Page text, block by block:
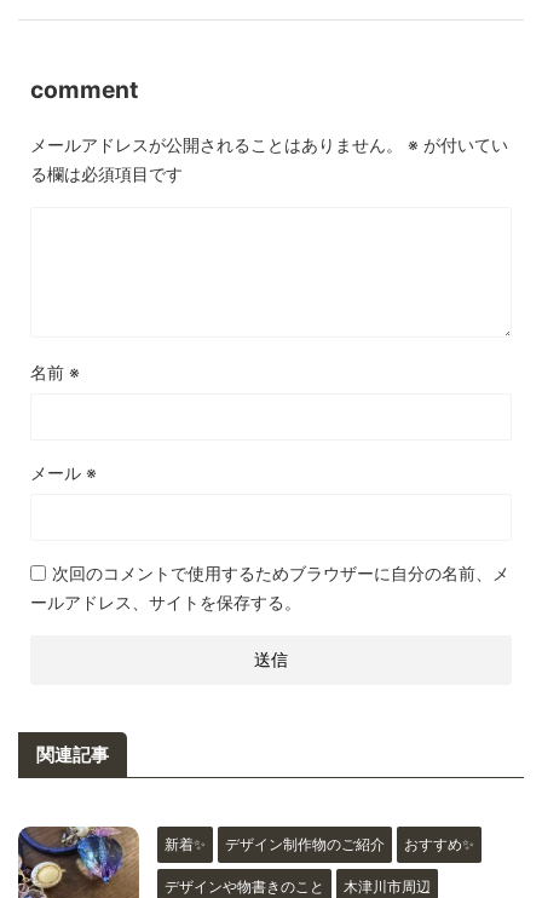
comment
メールアドレスが公開されることはありません。 ※ が付いてい
る欄は必須項目です
名前 ※
メール ※
次回のコメントで使用するためブラウザーに自分の名前、メ
ールアドレス、サイトを保存する。
関連記事
新着✨ デザイン制作物のご紹介 おすすめ✨
デザインや物書きのこと 木津川市周辺